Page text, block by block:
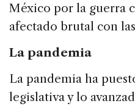
México por la guerra
afectado brutal con
La pandemia
La pandemia ha
legislativa y lo